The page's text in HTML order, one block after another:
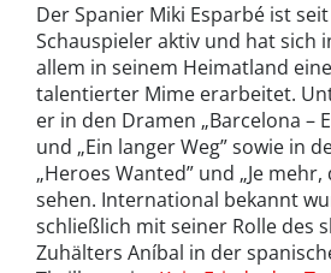
Der Spanier Miki Esparbé ist
Schauspieler aktiv und hat sich
allem in seinem Heimatland
talentierter Mime erarbeitet.
er in den Dramen „Barcelona –
und „Ein langer Weg” sowie in
„Heroes Wanted” und „Je
sehen. International bekannt
schließlich mit seiner Rolle des
Zuhälters Aníbal in der